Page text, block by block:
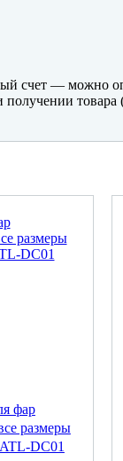
счет — можно
товара
фар
размеры
DC01